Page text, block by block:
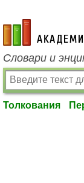
academic.ru
Словари и
Толкования